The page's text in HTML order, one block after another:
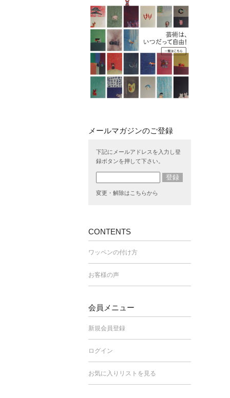
下記にメールアドレスを入力し登
録ボタンを押して下さい。
変更・解除はこちらから
CONTENTS
ワッペンの付け方
お客様の声
会員メニュー
新規会員登録
ログイン
お気に入りリストを見る